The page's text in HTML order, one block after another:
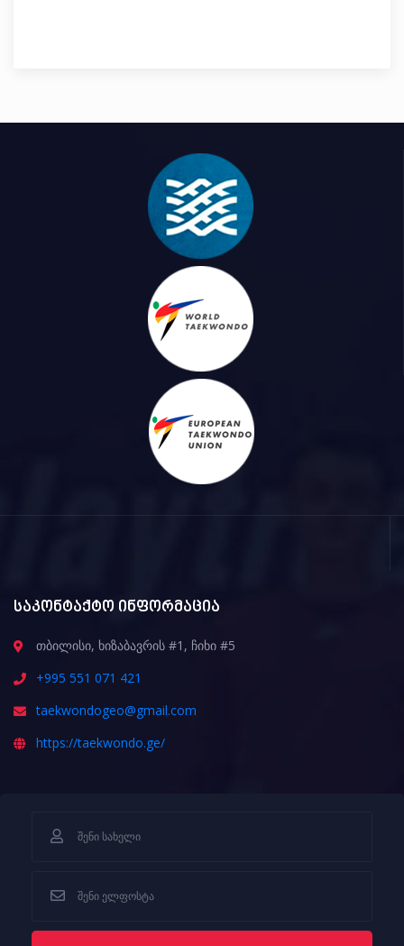
საკონტაქტო ინფორმაცია
თბილისი, ხიზაბავრის #1, ჩიხი #5
+995 551 071 421
taekwondogeo@gmail.com
https://taekwondo.ge/